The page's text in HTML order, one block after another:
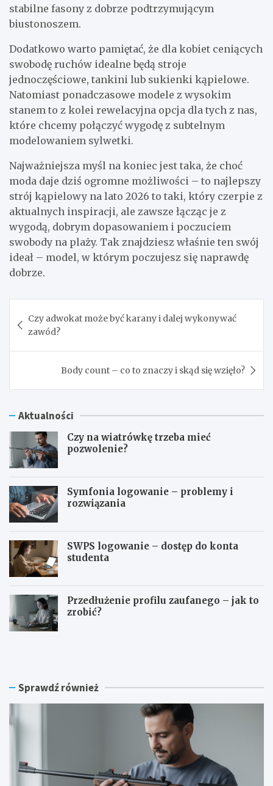
stabilne fasony z dobrze podtrzymującym
biustonoszem.
Dodatkowo warto pamiętać, że dla kobiet ceniących
swobodę ruchów idealne będą stroje
jednoczęściowe, tankini lub sukienki kąpielowe.
Natomiast ponadczasowe modele z wysokim
stanem to z kolei rewelacyjna opcja dla tych z nas,
które chcemy połączyć wygodę z subtelnym
modelowaniem sylwetki.
Najważniejsza myśl na koniec jest taka, że choć
moda daje dziś ogromne możliwości – to najlepszy
strój kąpielowy na lato 2026 to taki, który czerpie z
aktualnych inspiracji, ale zawsze łącząc je z
wygodą, dobrym dopasowaniem i poczuciem
swobody na plaży. Tak znajdziesz właśnie ten swój
ideał – model, w którym poczujesz się naprawdę
dobrze.
wpisu
Czy adwokat może być karany i dalej wykonywać
zawód?
Body count – co to znaczy i skąd się wzięło?
Aktualności
Czy na wiatrówkę trzeba mieć
pozwolenie?
Symfonia logowanie – problemy i
rozwiązania
SWPS logowanie – dostęp do konta
studenta
Przedłużenie profilu zaufanego – jak to
zrobić?
C
w
t
S
n
l
Sprawdź również